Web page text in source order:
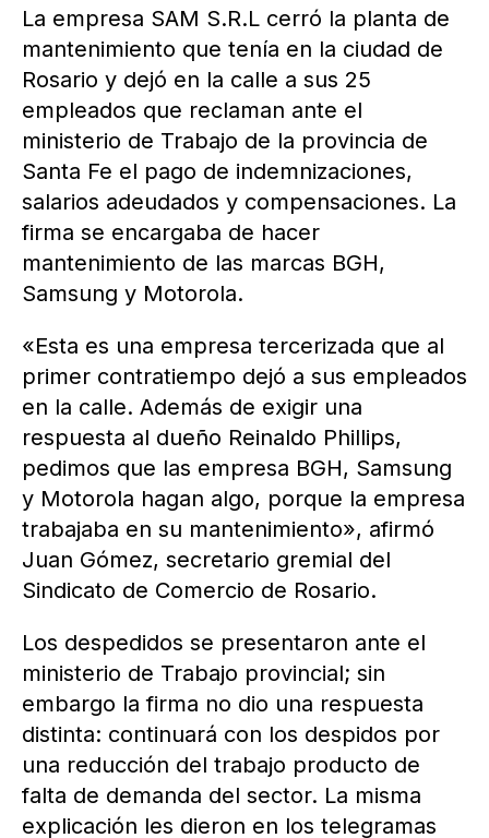
La empresa SAM S.R.L cerró la planta de
mantenimiento que tenía en la ciudad de
Rosario y dejó en la calle a sus 25
empleados que reclaman ante el
ministerio de Trabajo de la provincia de
Santa Fe el pago de indemnizaciones,
salarios adeudados y compensaciones. La
firma se encargaba de hacer
mantenimiento de las marcas BGH,
Samsung y Motorola.
«Esta es una empresa tercerizada que al
primer contratiempo dejó a sus empleados
en la calle. Además de exigir una
respuesta al dueño Reinaldo Phillips,
pedimos que las empresa BGH, Samsung
y Motorola hagan algo, porque la empresa
trabajaba en su mantenimiento», afirmó
Juan Gómez, secretario gremial del
Sindicato de Comercio de Rosario.
Los despedidos se presentaron ante el
ministerio de Trabajo provincial; sin
embargo la firma no dio una respuesta
distinta: continuará con los despidos por
una reducción del trabajo producto de
falta de demanda del sector. La misma
explicación les dieron en los telegramas